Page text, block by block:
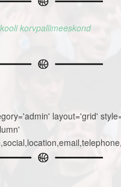
korvpallimeeskond
layout='grid'